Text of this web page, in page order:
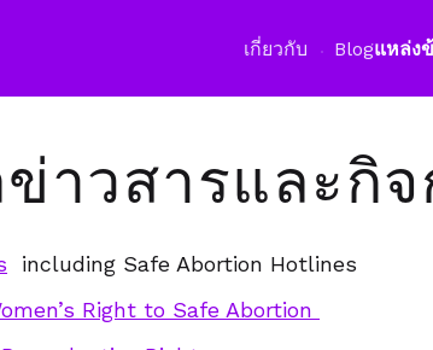
เกี่ยวกับ Blogแหล่ง
าวสารและกิ
including Safe Abortion Hotlines
Right to Safe Abortion